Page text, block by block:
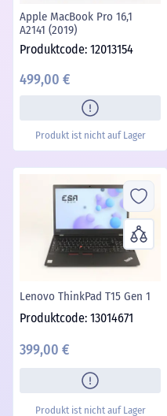
Apple MacBook Pro 16,1
A2141 (2019)
Produktcode: 12013154
499,00 €
Produkt ist nicht auf Lager
Lenovo ThinkPad T15 Gen 1
Produktcode: 13014671
399,00 €
Produkt ist nicht auf Lager